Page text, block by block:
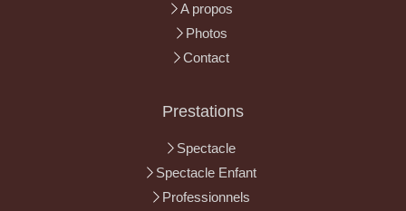
A propos
Photos
Contact
Prestations
Spectacle
Spectacle Enfant
Professionnels